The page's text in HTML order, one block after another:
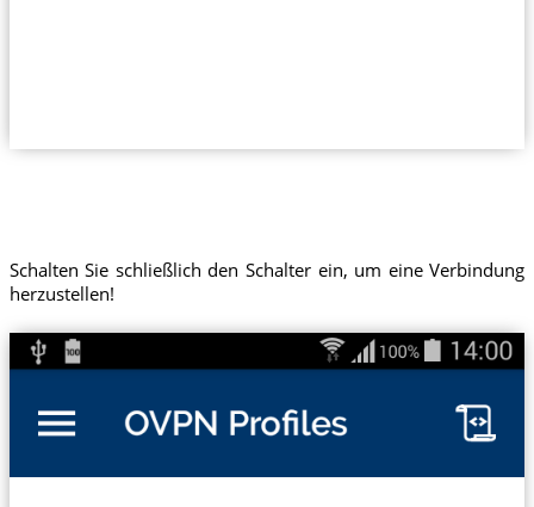
Schalten Sie schließlich den Schalter ein, um eine Verbindung
herzustellen!